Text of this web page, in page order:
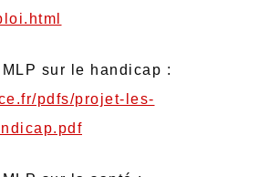
sur le handicap :
pdfs/projet-les-